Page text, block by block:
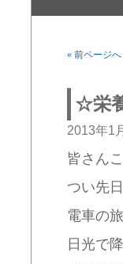
« 前ページへ
☆栄
2013年1
皆さん
つい先
電車の
日光で